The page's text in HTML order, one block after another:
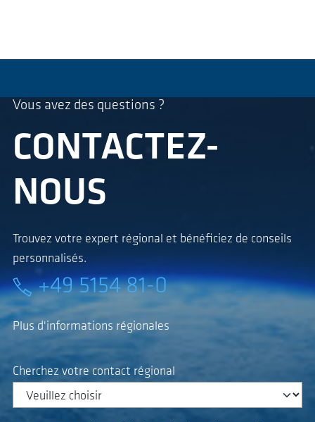
Vous avez des questions ?
CONTACTEZ-
NOUS
Trouvez votre expert régional et bénéficiez de conseils
personnalisés.
+49 5154 81-0
Plus d'informations régionales
Cherchez votre contact régional